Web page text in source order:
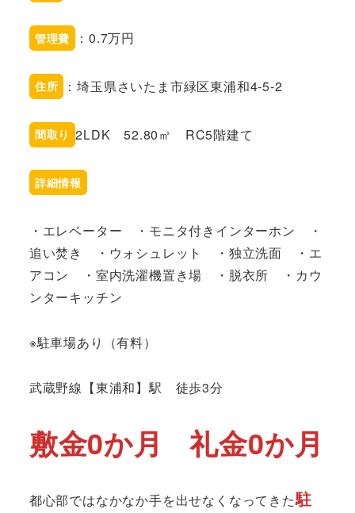
管理費 ：0.7万円
住所 ：埼玉県さいたま市緑区東浦和4-5-2
間取り 2LDK 52.80㎡ RC5階建て
詳細情報
・エレベーター ・モニタ付きインターホン ・
追い焚き ・ウォシュレット ・独立洗面 ・エ
アコン ・室内洗濯機置き場 ・脱衣所 ・カウ
ンターキッチン
※駐車場あり（有料）
武蔵野線【東浦和】駅 徒歩3分
敷金0か月 礼金0か月
都心部ではなかなか手を出せなくなってきた駐